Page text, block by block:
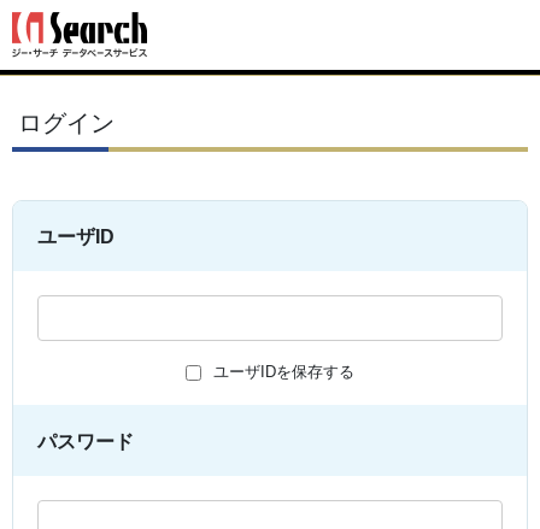
ログイン
ユーザID
ユーザIDを保存する
パスワード